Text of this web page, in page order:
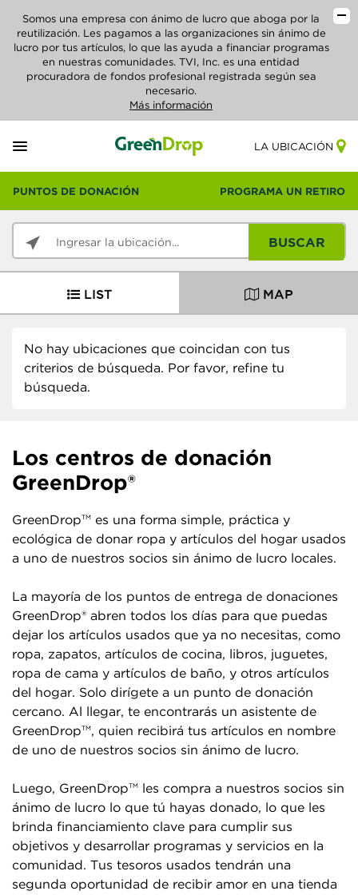
Somos una empresa con ánimo de lucro que aboga por la
reutilización. Les pagamos a las organizaciones sin ánimo de
lucro por tus artículos, lo que las ayuda a financiar programas
en nuestras comunidades. TVI, Inc. es una entidad
procuradora de fondos profesional registrada según sea
necesario.
Más información
LA UBICACIÓN
PUNTOS DE DONACIÓN PROGRAMA UN RETIRO
BUSCAR
LIST MAP
No hay ubicaciones que coincidan con tus
criterios de búsqueda. Por favor, refine tu
búsqueda.
Los centros de donación
GreenDrop®
GreenDropTM es una forma simple, práctica y
ecológica de donar ropa y artículos del hogar usados
a uno de nuestros socios sin ánimo de lucro locales.
La mayoría de los puntos de entrega de donaciones
GreenDrop® abren todos los días para que puedas
dejar los artículos usados que ya no necesitas, como
ropa, zapatos, artículos de cocina, libros, juguetes,
ropa de cama y artículos de baño, y otros artículos
del hogar. Solo dirígete a un punto de donación
cercano. Al llegar, te encontrarás un asistente de
GreenDropTM, quien recibirá tus artículos en nombre
de uno de nuestros socios sin ánimo de lucro.
Luego, GreenDropTM les compra a nuestros socios sin
ánimo de lucro lo que tú hayas donado, lo que les
brinda financiamiento clave para cumplir sus
objetivos y desarrollar programas y servicios en la
comunidad. Tus tesoros usados tendrán una
segunda oportunidad de recibir amor en una tienda